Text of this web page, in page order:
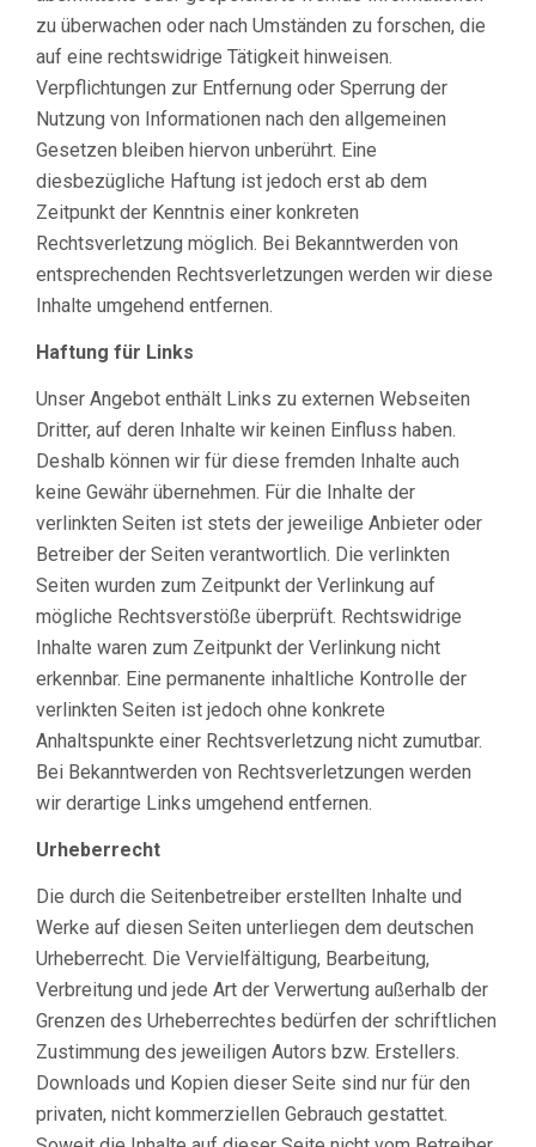
zu überwachen oder nach Umständen zu forschen, die
auf eine rechtswidrige Tätigkeit hinweisen.
Verpflichtungen zur Entfernung oder Sperrung der
Nutzung von Informationen nach den allgemeinen
Gesetzen bleiben hiervon unberührt. Eine
diesbezügliche Haftung ist jedoch erst ab dem
Zeitpunkt der Kenntnis einer konkreten
Rechtsverletzung möglich. Bei Bekanntwerden von
entsprechenden Rechtsverletzungen werden wir diese
Inhalte umgehend entfernen.
Haftung für Links
Unser Angebot enthält Links zu externen Webseiten
Dritter, auf deren Inhalte wir keinen Einfluss haben.
Deshalb können wir für diese fremden Inhalte auch
keine Gewähr übernehmen. Für die Inhalte der
verlinkten Seiten ist stets der jeweilige Anbieter oder
Betreiber der Seiten verantwortlich. Die verlinkten
Seiten wurden zum Zeitpunkt der Verlinkung auf
mögliche Rechtsverstöße überprüft. Rechtswidrige
Inhalte waren zum Zeitpunkt der Verlinkung nicht
erkennbar. Eine permanente inhaltliche Kontrolle der
verlinkten Seiten ist jedoch ohne konkrete
Anhaltspunkte einer Rechtsverletzung nicht zumutbar.
Bei Bekanntwerden von Rechtsverletzungen werden
wir derartige Links umgehend entfernen.
Urheberrecht
Die durch die Seitenbetreiber erstellten Inhalte und
Werke auf diesen Seiten unterliegen dem deutschen
Urheberrecht. Die Vervielfältigung, Bearbeitung,
Verbreitung und jede Art der Verwertung außerhalb der
Grenzen des Urheberrechtes bedürfen der schriftlichen
Zustimmung des jeweiligen Autors bzw. Erstellers.
Downloads und Kopien dieser Seite sind nur für den
privaten, nicht kommerziellen Gebrauch gestattet.